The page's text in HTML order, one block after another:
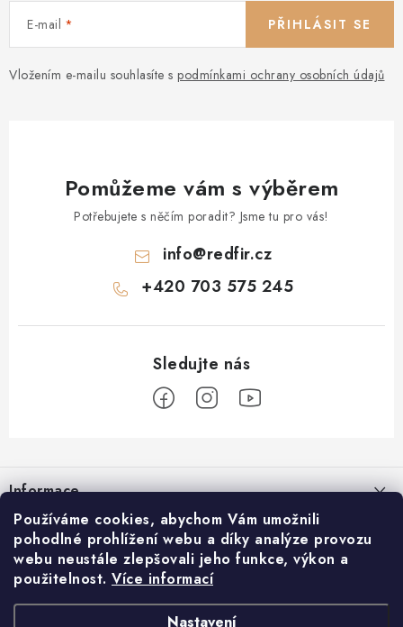
Používáme cookies, abychom Vám umožnili
pohodlné prohlížení webu a díky analýze provozu
webu neustále zlepšovali jeho funkce, výkon a
použitelnost. Více informací
Nastavení
E-mail
Vložením e-mailu souhlasíte s podmínkami ochrany osobních údajů
PŘIHLÁSIT SE
Pomůžeme vám s výběrem
Potřebujete s něčím poradit? Jsme tu pro vás!
info@redfir.cz
+420 703 575 245
pInformace
Časté dotazy
Doprava a platba
Reklamace a vrácení
REDFIR
O nás
Facebook